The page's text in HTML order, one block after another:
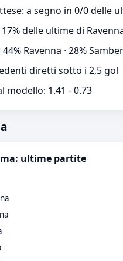
a segno in 0/0 delle
delle ultime di
Ravenna · 28%
diretti sotto i 2,5 gol
modello: 1.41 - 0.73
ultime partite